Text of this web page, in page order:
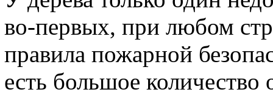
во-первых, при любом
правила пожарной
есть большое